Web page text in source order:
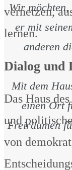
vernetzen,
lernen.
Dialog und
Das Haus
und
von
Wir
er mit
anderen
Mit dem
einen Ort
Freiräumen